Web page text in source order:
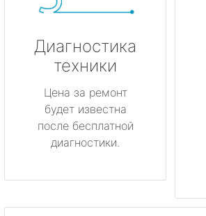
Диагностика
техники
Цена за ремонт
будет известна
после бесплатной
диагностики.